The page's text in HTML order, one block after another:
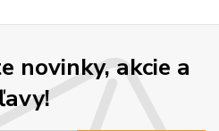
novinky, akcie a